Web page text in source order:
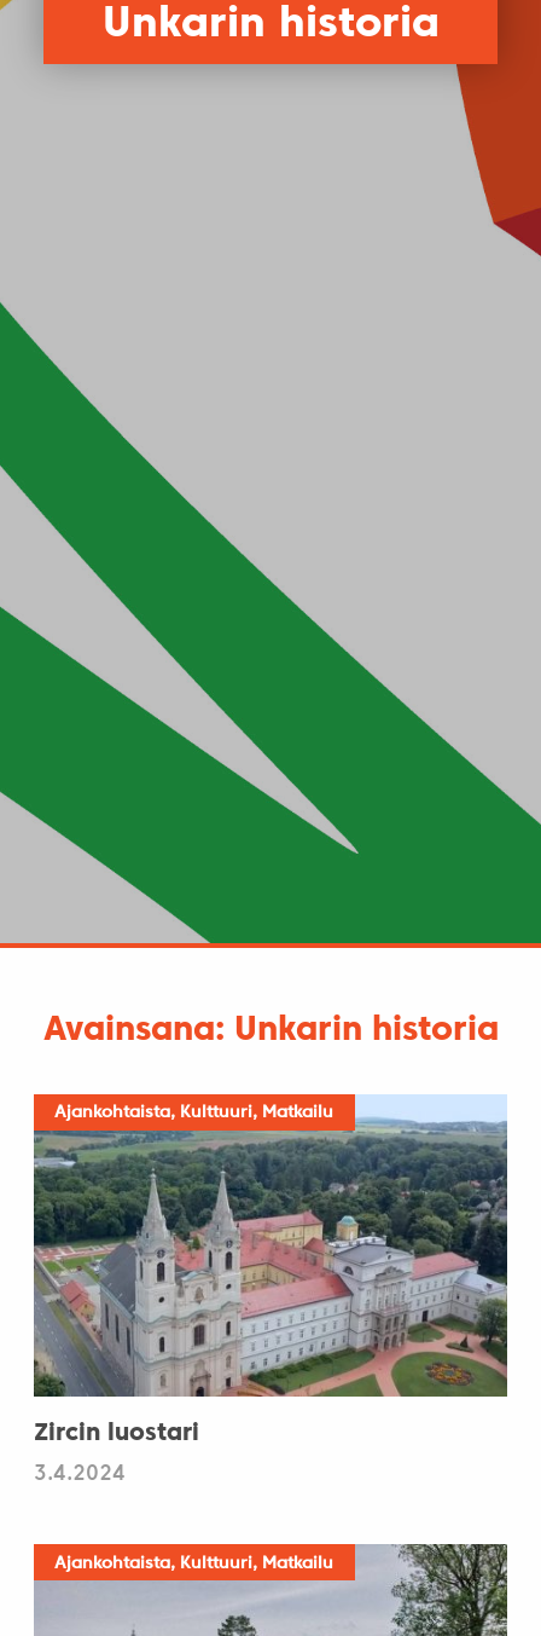
Unkarin historia
Avainsana: Unkarin historia
Ajankohtaista, Kulttuuri, Matkailu
Zircin luostari
3.4.2024
Ajankohtaista, Kulttuuri, Matkailu